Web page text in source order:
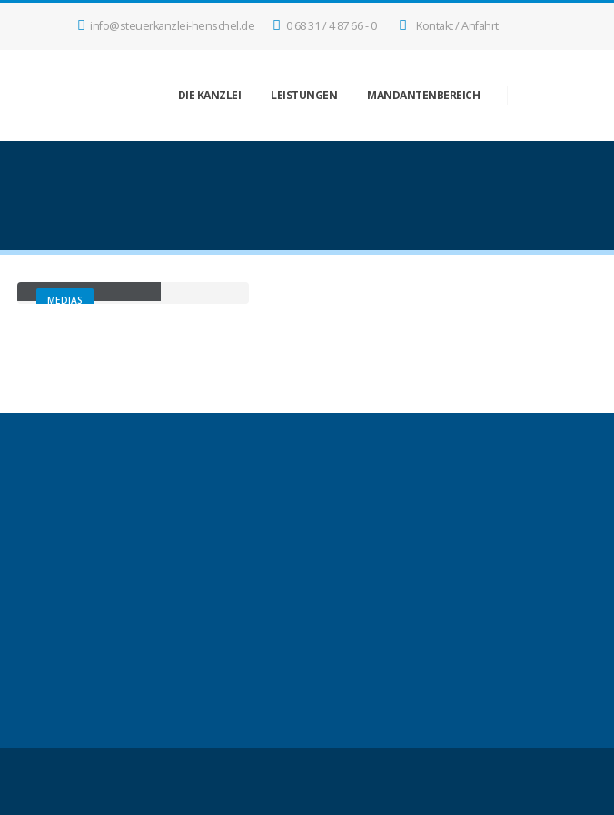
info@steuerkanzlei-henschel.de 0 68 31 / 4 87 66 - 0 Kontakt / Anfahrt
DIE KANZLEI LEISTUNGEN MANDANTENBEREICH
MEDIAS